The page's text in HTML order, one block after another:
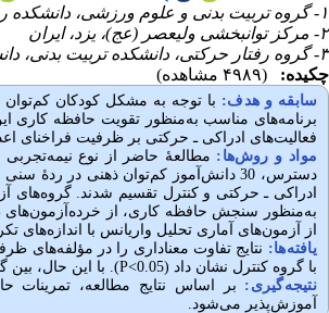
۱- گروه تربیت بدنی و علوم ورزشی، دانشکده روانشناسی و علوم تربیتی، دانشگاه یزد، یزد، ایران ،
۲- مرکز توانبخشی ولیعصر (عج)، یزد، ایران
۳- گروه رفتار حرکتی، دانشکده تربیت بدنی، دانشگاه تهران، تهران، ایران
چکیده:
(۴۹۸۹ مشاهده)
سابقه و هدف: با توجه به مشکل کودکان
برنامه‌های مناسب به‌منظور تقویت حافظه کاری
فعالیت‌های ادراکی ـ حرکتی بر ظرفیت فراخنای
مواد و روش‌‌ها : مطالعۀ حاضر از نوع
به‌منظور سنجش حافظه کاری، از خرده‌آزمون‌های
از آزمونهای آماری تحلیل واریانس با اندازه‌های
یافته‌ها: نتایج تفاوت معناداری را در
با گروه کنترل نشان داد (0.05>
P). با این ‌حال، بین
نتیجه‌گیری: بر اساس نتایج مطالعه،
آموزش‌پذیر می‌شود.